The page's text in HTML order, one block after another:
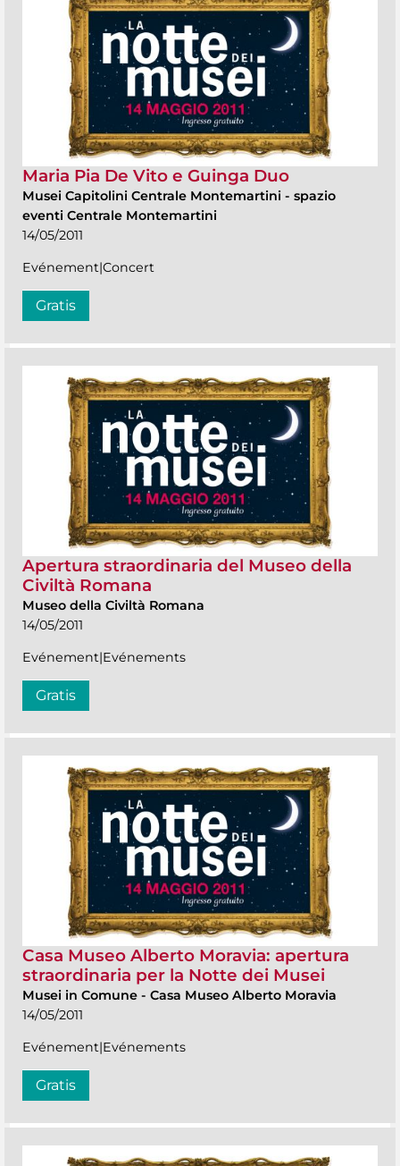
Maria Pia De Vito e Guinga Duo
Musei Capitolini Centrale Montemartini - spazio
eventi Centrale Montemartini
14/05/2011
Evénement|Concert
Gratis
Apertura straordinaria del Museo della
Civiltà Romana
Museo della Civiltà Romana
14/05/2011
Evénement|Evénements
Gratis
Casa Museo Alberto Moravia: apertura
straordinaria per la Notte dei Musei
Musei in Comune - Casa Museo Alberto Moravia
14/05/2011
Evénement|Evénements
Gratis